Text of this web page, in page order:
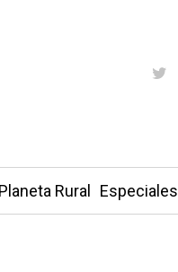
Rural Especiales